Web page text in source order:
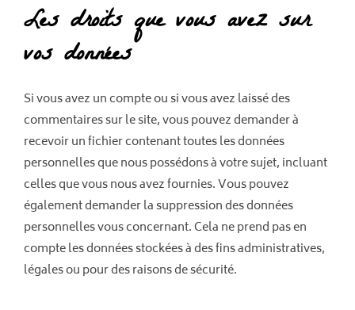
Les droits que vous avez sur
vos données
Si vous avez un compte ou si vous avez laissé des
commentaires sur le site, vous pouvez demander à
recevoir un fichier contenant toutes les données
personnelles que nous possédons à votre sujet, incluant
celles que vous nous avez fournies. Vous pouvez
également demander la suppression des données
personnelles vous concernant. Cela ne prend pas en
compte les données stockées à des fins administratives,
légales ou pour des raisons de sécurité.